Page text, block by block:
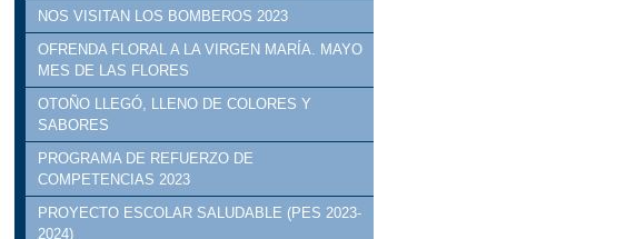
NOS VISITAN LOS BOMBEROS 2023
OFRENDA FLORAL A LA VIRGEN MARÍA. MAYO
MES DE LAS FLORES
OTOÑO LLEGÓ, LLENO DE COLORES Y
SABORES
PROGRAMA DE REFUERZO DE
COMPETENCIAS 2023
PROYECTO ESCOLAR SALUDABLE (PES 2023-
2024)